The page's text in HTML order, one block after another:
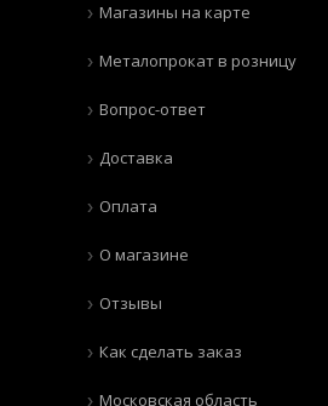
Магазины на карте
Металопрокат в розницу
Вопрос-ответ
Доставка
Оплата
О магазине
Отзывы
Как сделать заказ
Московская область